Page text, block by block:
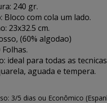
240 gr.
Bloco com cola um lado.
23x32.5 cm.
(60% algodao)
: ideal para todas as
aguada e tempera.
3/5 dias ou Econômico